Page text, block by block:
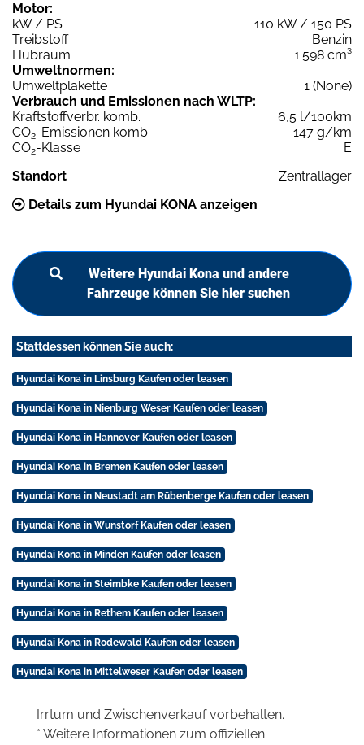
Motor:
kW / PS
110 kW / 150 PS
Treibstoff
Benzin
Hubraum
1.598 cm³
Umweltnormen:
Umweltplakette
1 (None)
Verbrauch und Emissionen nach WLTP:
Kraftstoffverbr. komb.
6,5 l/100km
CO2-Emissionen komb.
147 g/km
CO2-Klasse
E
Standort
Zentrallager
Details zum Hyundai KONA anzeigen
Weitere Hyundai Kona und andere
Fahrzeuge können Sie hier suchen
Stattdessen können Sie auch:
Hyundai Kona in Linsburg Kaufen oder leasen
Hyundai Kona in Nienburg Weser Kaufen oder leasen
Hyundai Kona in Hannover Kaufen oder leasen
Hyundai Kona in Bremen Kaufen oder leasen
Hyundai Kona in Neustadt am Rübenberge Kaufen oder leasen
Hyundai Kona in Wunstorf Kaufen oder leasen
Hyundai Kona in Minden Kaufen oder leasen
Hyundai Kona in Steimbke Kaufen oder leasen
Hyundai Kona in Rethem Kaufen oder leasen
Hyundai Kona in Rodewald Kaufen oder leasen
Hyundai Kona in Mittelweser Kaufen oder leasen
Irrtum und Zwischenverkauf vorbehalten.
* Weitere Informationen zum offiziellen